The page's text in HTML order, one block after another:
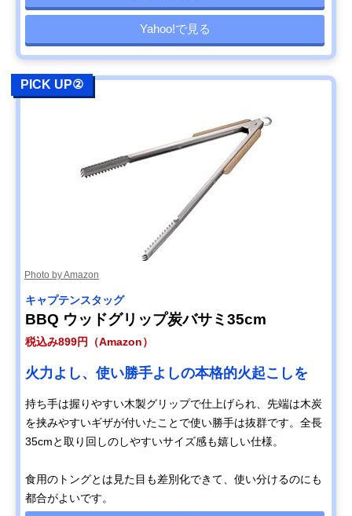
Yahoo!で見る
PICK UP②
Photo by Amazon
キャプテンスタッグ
BBQ ウッドグリップ炭バサミ35cm
税込み899円（Amazon）
火力よし、使い勝手よしの本格的火起こしを
持ち手は握りやすい木製グリップで仕上げられ、先端は木炭
を挟みやすいギザが付いたことで使い勝手は抜群です。全長
35cmと取り回しのしやすいサイズ感も嬉しい仕様。
食用のトングとは見た目も差別化できて、使い分けるのにも
都合がよいです。